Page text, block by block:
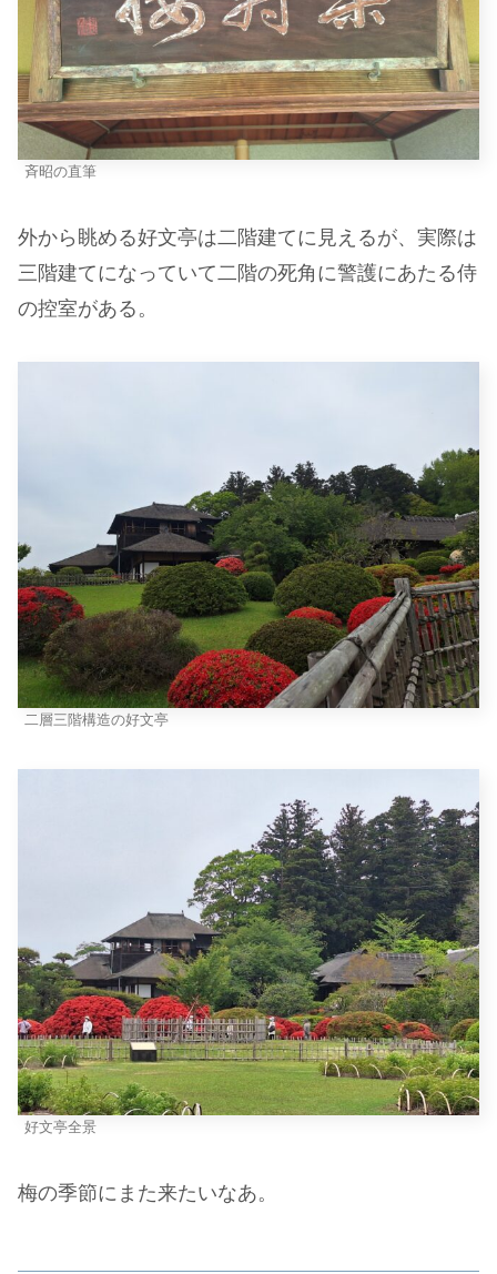
斉昭の直筆
外から眺める好文亭は二階建てに見えるが、実際は
三階建てになっていて二階の死角に警護にあたる侍
の控室がある。
二層三階構造の好文亭
好文亭全景
梅の季節にまた来たいなあ。